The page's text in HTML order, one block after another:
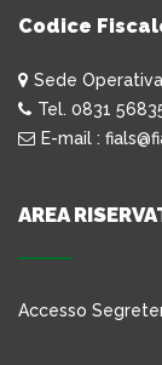
Codice
Sede
Tel. 0831
E-mail :
AREA
Accesso